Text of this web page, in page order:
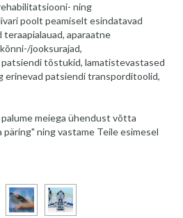
ning
poolt peamiselt esindatavad
aparaatne
jooksurajad,
tõstukid, lamatistevastased
erinevad patsiendi transporditoolid,
meiega ühendust võtta
päring" ning vastame Teile esimesel